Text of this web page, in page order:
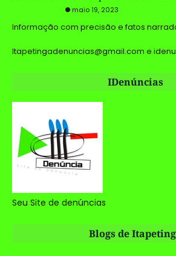
maio 19, 2023
Informação com precisão e fatos
Itapetingadenuncias@gmail.com e
IDenúncias
Seu Site de denúncias
Blogs de